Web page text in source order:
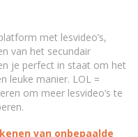
met lesvideo’s,
van het secundair
je perfect in staat om het
leuke manier. LOL =
om meer lesvideo’s te
van onbepaalde